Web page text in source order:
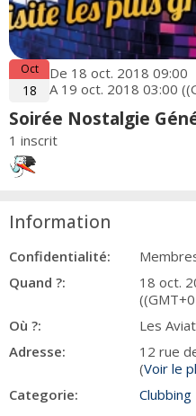
Oct
18
De 18 oct. 2018 09:00
A 19 oct. 2018 03:00
Soirée Nostalgie
1 inscrit
Information
Confidentialité:
Quand ?:
18 oct.
Où ?:
Les
Adresse:
12 rue
(Voir le
Categorie:
Clubbing